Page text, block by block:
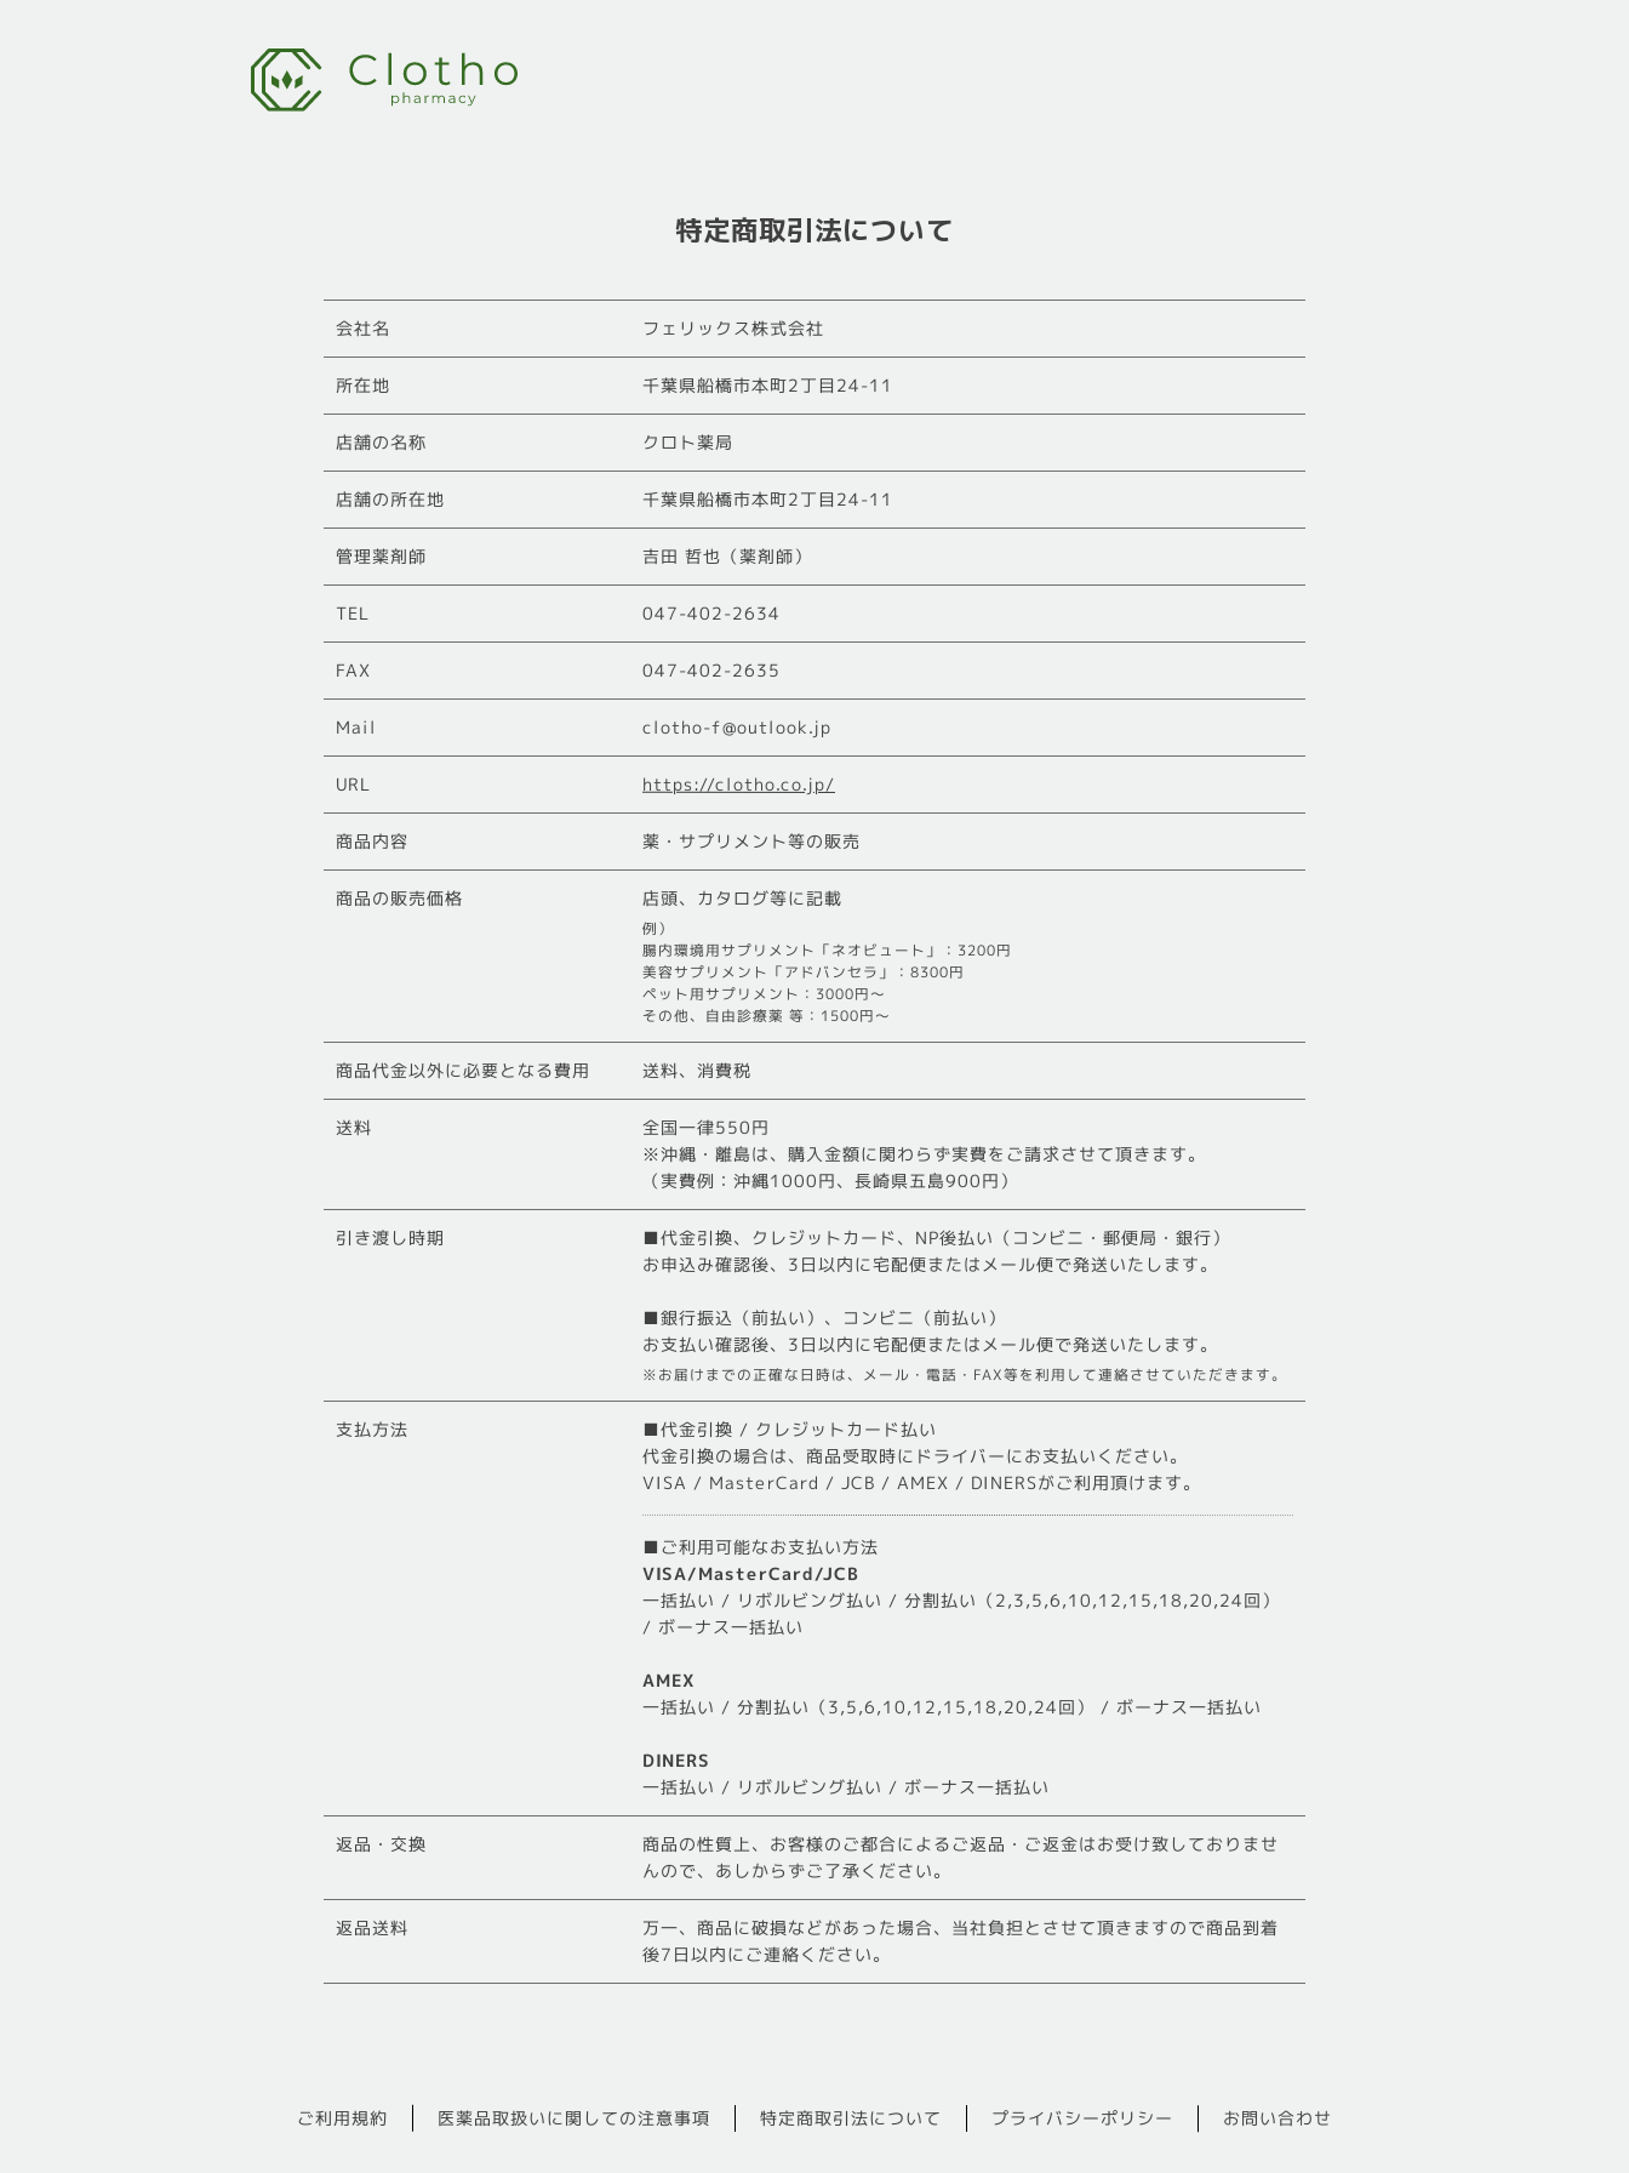
特定商取引法について
会社名 フェリックス株式会社
所在地 千葉県船橋市本町2丁目24-11
店舗の名称 クロト薬局
店舗の所在地 千葉県船橋市本町2丁目24-11
管理薬剤師 吉田 哲也（薬剤師）
TEL 047-402-2634
FAX 047-402-2635
Mail clotho-f@outlook.jp
URL https://clotho.co.jp/
商品内容 薬・サプリメント等の販売
商品の販売価格 店頭、カタログ等に記載
例）
腸内環境用サプリメント「ネオビュート」：3200円
美容サプリメント「アドバンセラ」：8300円
ペット用サプリメント：3000円～
その他、自由診療薬 等：1500円～
商品代金以外に必要となる費用 送料、消費税
送料 全国一律550円
※沖縄・離島は、購入金額に関わらず実費をご請求させて頂きます。
（実費例：沖縄1000円、長崎県五島900円）
引き渡し時期 ■代金引換、クレジットカード、NP後払い（コンビニ・郵便局・銀行）
お申込み確認後、3日以内に宅配便またはメール便で発送いたします。
■銀行振込（前払い）、コンビニ（前払い）
お支払い確認後、3日以内に宅配便またはメール便で発送いたします。
※お届けまでの正確な日時は、メール・電話・FAX等を利用して連絡させていただきます。
支払方法 ■代金引換 / クレジットカード払い
代金引換の場合は、商品受取時にドライバーにお支払いください。
VISA / MasterCard / JCB / AMEX / DINERSがご利用頂けます。
■ご利用可能なお支払い方法
VISA/MasterCard/JCB
一括払い / リボルビング払い / 分割払い（2,3,5,6,10,12,15,18,20,24回）
/ ボーナス一括払い
AMEX
一括払い / 分割払い（3,5,6,10,12,15,18,20,24回） / ボーナス一括払い
DINERS
一括払い / リボルビング払い / ボーナス一括払い
返品・交換 商品の性質上、お客様のご都合によるご返品・ご返金はお受け致しておりませ
んので、あしからずご了承ください。
返品送料 万一、商品に破損などがあった場合、当社負担とさせて頂きますので商品到着
後7日以内にご連絡ください。
ご利用規約 医薬品取扱いに関しての注意事項 特定商取引法について プライバシーポリシー お問い合わせ